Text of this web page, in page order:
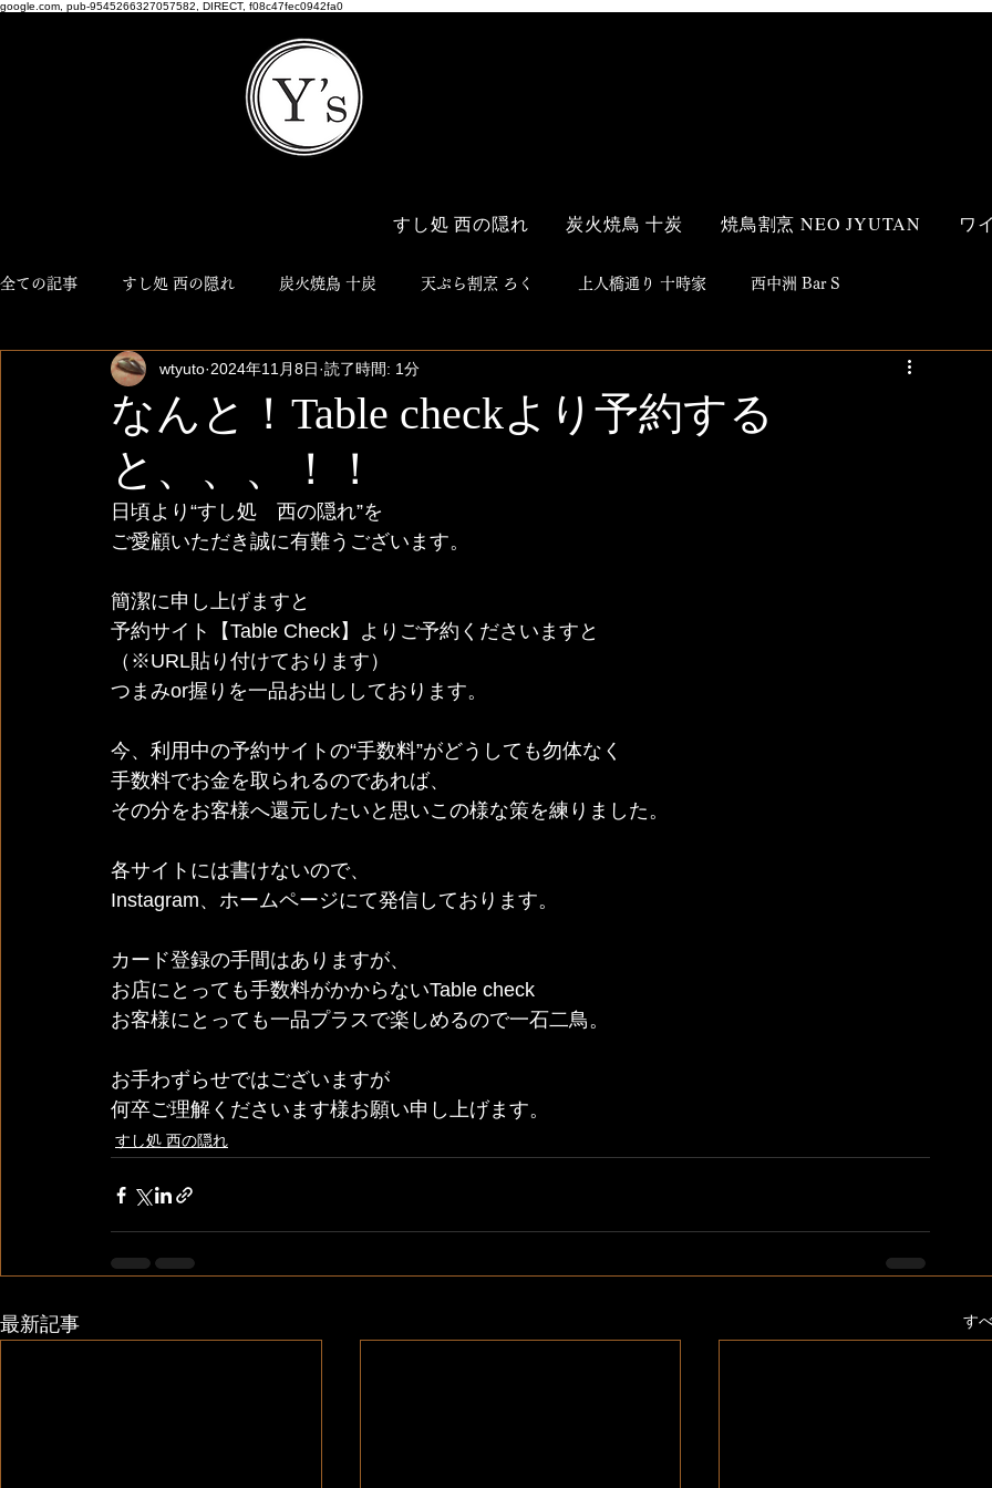
google.com, pub-9545266327057582, DIRECT, f08c47fec0942fa0
すし処 西の隠れ 炭火焼鳥 十炭 焼鳥割烹 NEO JYUTAN ワ
全ての記事 すし処 西の隠れ 炭火焼鳥 十炭 天ぷら割烹 ろく 上人橋通り 十時家 西中洲 Bar S
博多おでん ろく NEO JYUTAN ワイズ商店 居酒屋
なんと！Table checkより予約する
と、、、！！
wtyuto 2024年11月8日 読了時間: 1分
日頃より“すし処　西の隠れ”を
ご愛顧いただき誠に有難うございます。
簡潔に申し上げますと
予約サイト【Table Check】よりご予約くださいますと
（※URL貼り付けております）
つまみor握りを一品お出ししております。
今、利用中の予約サイトの“手数料”がどうしても勿体なく
手数料でお金を取られるのであれば、
その分をお客様へ還元したいと思いこの様な策を練りました。
各サイトには書けないので、
Instagram、ホームページにて発信しております。
カード登録の手間はありますが、
お店にとっても手数料がかからないTable check
お客様にとっても一品プラスで楽しめるので一石二鳥。
お手わずらせではございますが
何卒ご理解くださいます様お願い申し上げます。
すし処 西の隠れ
最新記事 す